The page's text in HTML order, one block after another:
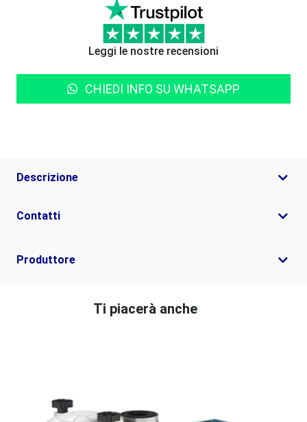
Leggi le nostre recensioni
CHIEDI INFO SU WHATSAPP
Descrizione
Contatti
Produttore
Ti piacerà anche